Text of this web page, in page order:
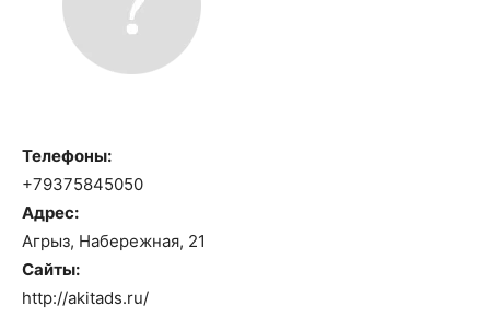
Телефоны:
+79375845050
Адрес:
Агрыз, Набережная, 21
Сайты:
http://akitads.ru/